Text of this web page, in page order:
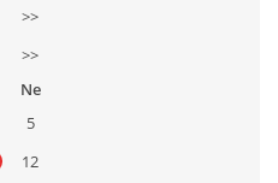
>>
>>
Ne
5
12